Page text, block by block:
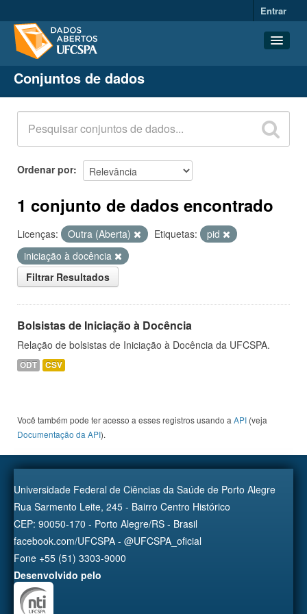
Entrar
Conjuntos de dados
Organizações
Grupos
Sobre
Conjuntos de dados
Ordenar por
1 conjunto de dados encontrado
Licenças: Outra (Aberta) Etiquetas:
pid
iniciação à docência
Filtrar Resultados
Bolsistas de Iniciação à Docência
Relação de bolsistas de Iniciação à Docência da UFCSPA.
ODT CSV
Você também pode ter acesso a esses registros usando a API (veja
Documentação da API).
Universidade Federal de Ciências da Saúde de Porto Alegre
Rua Sarmento Leite, 245 - Bairro Centro Histórico
CEP: 90050-170 - Porto Alegre/RS - Brasil
facebook.com/UFCSPA - @UFCSPA_oficial
Fone +55 (51) 3303-9000
Desenvolvido pelo